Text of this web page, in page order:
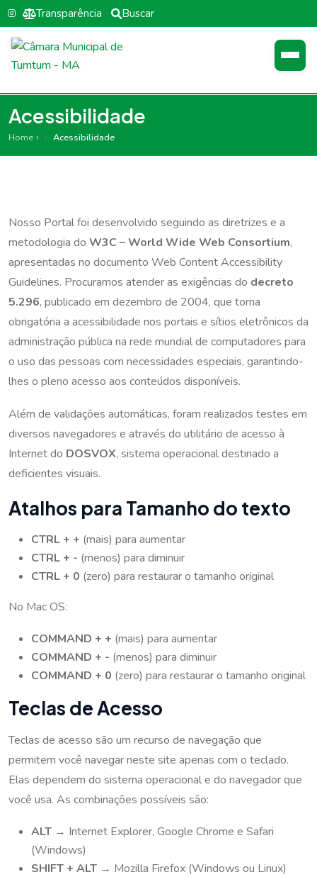
Transparência Buscar
Acessibilidade
Home Acessibilidade
Nosso Portal foi desenvolvido seguindo as diretrizes e a
metodologia do W3C – World Wide Web Consortium,
apresentadas no documento Web Content Accessibility
Guidelines. Procuramos atender as exigências do decreto
5.296, publicado em dezembro de 2004, que torna
obrigatória a acessibilidade nos portais e sítios eletrônicos da
administração pública na rede mundial de computadores para
o uso das pessoas com necessidades especiais, garantindo-
lhes o pleno acesso aos conteúdos disponíveis.
Além de validações automáticas, foram realizados testes em
diversos navegadores e através do utilitário de acesso à
Internet do DOSVOX, sistema operacional destinado a
deficientes visuais.
Atalhos para Tamanho do texto
CTRL + + (mais) para aumentar
CTRL + - (menos) para diminuir
CTRL + 0 (zero) para restaurar o tamanho original
No Mac OS:
COMMAND + + (mais) para aumentar
COMMAND + - (menos) para diminuir
COMMAND + 0 (zero) para restaurar o tamanho original
Teclas de Acesso
Teclas de acesso são um recurso de navegação que
permitem você navegar neste site apenas com o teclado.
Elas dependem do sistema operacional e do navegador que
você usa. As combinações possíveis são:
ALT → Internet Explorer, Google Chrome e Safari
(Windows)
SHIFT + ALT → Mozilla Firefox (Windows ou Linux)